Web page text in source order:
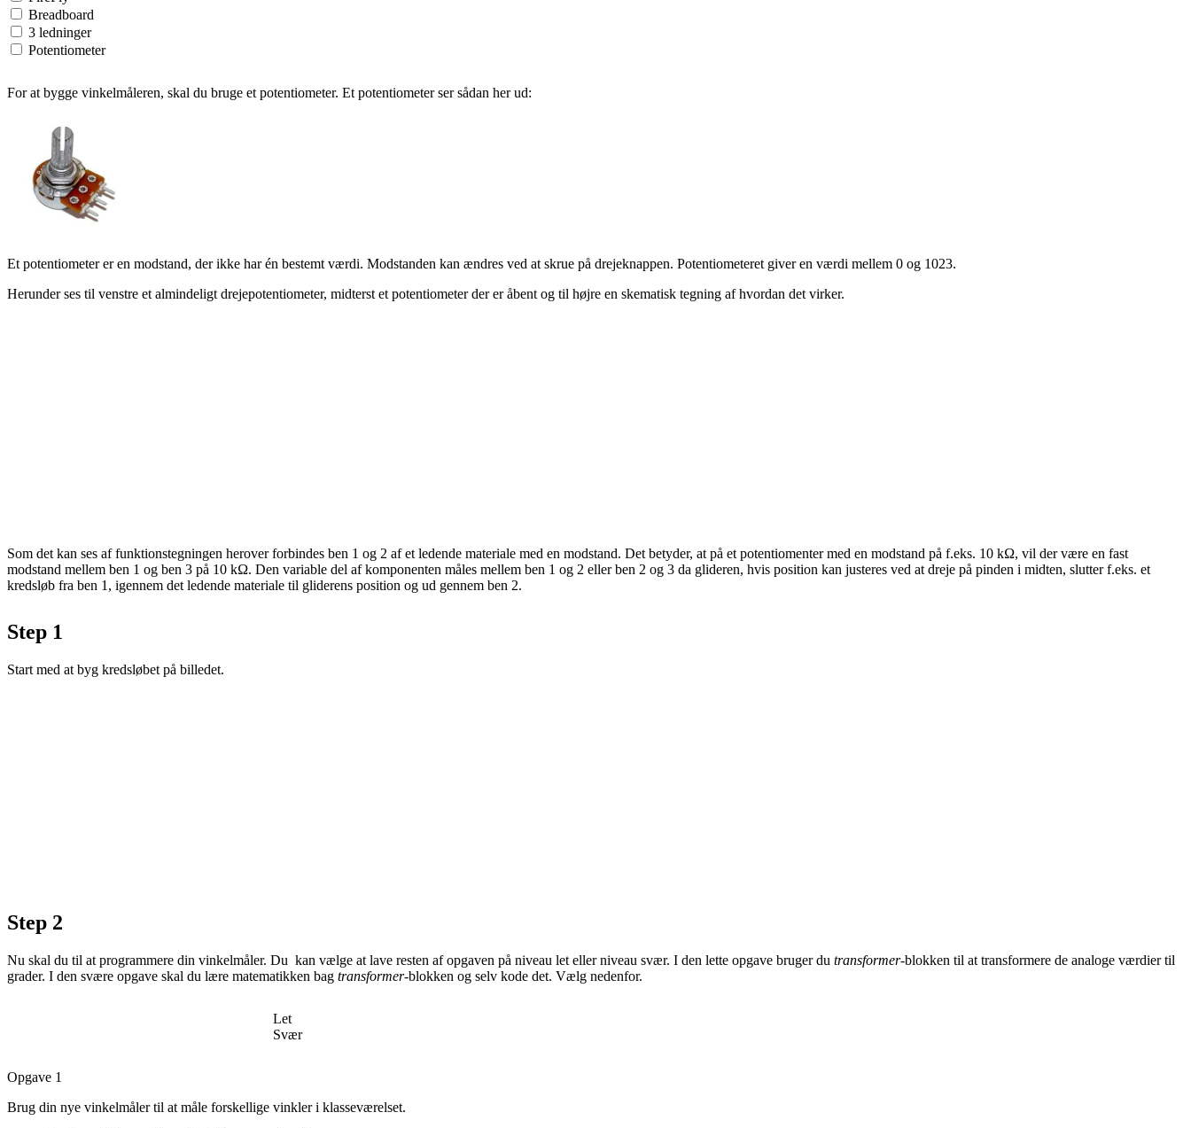
Breadboard
3 ledninger
Potentiometer
For at bygge vinkelmåleren, skal du bruge et potentiometer. Et potentiometer ser sådan her ud:
Et potentiometer er en modstand, der ikke har én bestemt værdi. Modstanden kan ændres ved at skrue på drejeknappen. Potentiometeret giver en værdi mellem 0 og 1023.
Herunder ses til venstre et almindeligt drejepotentiometer, midterst et potentiometer der er åbent og til højre en skematisk tegning af hvordan det virker.
Som det kan ses af funktionstegningen herover forbindes ben 1 og 2 af et ledende materiale med en modstand. Det betyder, at på et potentiomenter med en modstand på f.eks. 10 kΩ, vil der være en fast
modstand mellem ben 1 og ben 3 på 10 kΩ. Den variable del af komponenten måles mellem ben 1 og 2 eller ben 2 og 3 da glideren, hvis position kan justeres ved at dreje på pinden i midten, slutter f.eks. et
kredsløb fra ben 1, igennem det ledende materiale til gliderens position og ud gennem ben 2.
Step 1
Start med at byg kredsløbet på billedet.
Step 2
Nu skal du til at programmere din vinkelmåler. Du kan vælge at lave resten af opgaven på niveau let eller niveau svær. I den lette opgave bruger du transformer-blokken til at transformere de analoge værdier til
grader. I den svære opgave skal du lære matematikken bag transformer-blokken og selv kode det. Vælg nedenfor.
Let
Svær
Opgave 1
Brug din nye vinkelmåler til at måle forskellige vinkler i klasseværelset.